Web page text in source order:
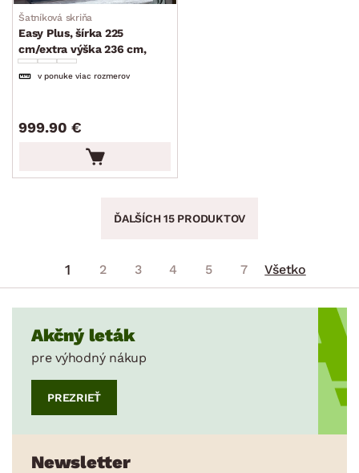
Šatníková skriňa
Easy Plus, šírka 225
cm/extra výška 236 cm,
grafit/sklo
v ponuke viac rozmerov
999.90 €
ĎALŠÍCH 15 PRODUKTOV
1 2 3 4 5 7 Všetko
Akčný leták
pre výhodný nákup
PREZRIEŤ
Newsletter